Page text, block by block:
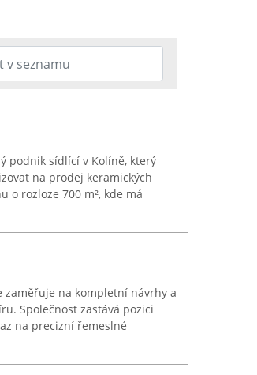
podnik sídlící v Kolíně, který
na prodej keramických
o rozloze 700 m², kde má
zaměřuje na kompletní návrhy a
Společnost zastává pozici
na precizní řemeslné